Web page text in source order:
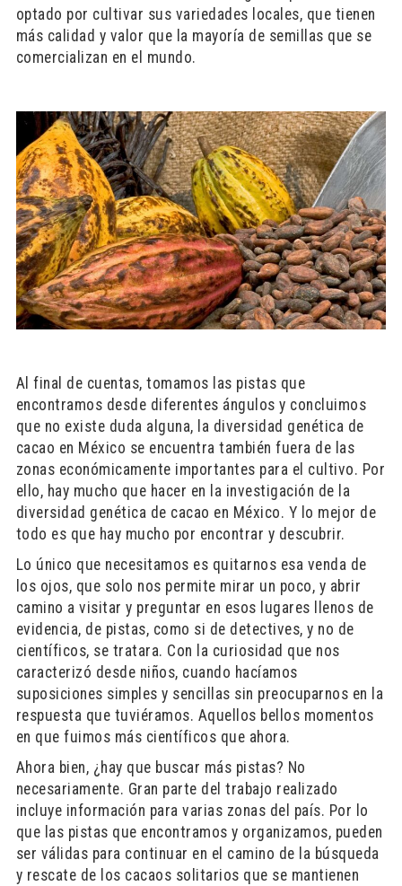
optado por cultivar sus variedades locales, que tienen
más calidad y valor que la mayoría de semillas que se
comercializan en el mundo.
Al final de cuentas, tomamos las pistas que
encontramos desde diferentes ángulos y concluimos
que no existe duda alguna, la diversidad genética de
cacao en México se encuentra también fuera de las
zonas económicamente importantes para el cultivo. Por
ello, hay mucho que hacer en la investigación de la
diversidad genética de cacao en México. Y lo mejor de
todo es que hay mucho por encontrar y descubrir.
Lo único que necesitamos es quitarnos esa venda de
los ojos, que solo nos permite mirar un poco, y abrir
camino a visitar y preguntar en esos lugares llenos de
evidencia, de pistas, como si de detectives, y no de
científicos, se tratara. Con la curiosidad que nos
caracterizó desde niños, cuando hacíamos
suposiciones simples y sencillas sin preocuparnos en la
respuesta que tuviéramos. Aquellos bellos momentos
en que fuimos más científicos que ahora.
Ahora bien, ¿hay que buscar más pistas? No
necesariamente. Gran parte del trabajo realizado
incluye información para varias zonas del país. Por lo
que las pistas que encontramos y organizamos, pueden
ser válidas para continuar en el camino de la búsqueda
y rescate de los cacaos solitarios que se mantienen